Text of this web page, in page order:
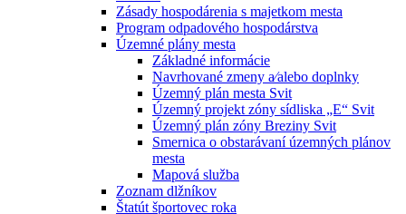
Zásady hospodárenia s majetkom mesta
Program odpadového hospodárstva
Územné plány mesta
Základné informácie
Navrhované zmeny a⁄alebo doplnky
Územný plán mesta Svit
Územný projekt zóny sídliska „E“ Svit
Územný plán zóny Breziny Svit
Smernica o obstarávaní územných plánov
mesta
Mapová služba
Zoznam dlžníkov
Štatút športovec roka